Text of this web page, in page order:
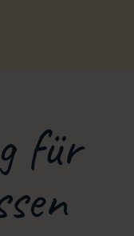
für